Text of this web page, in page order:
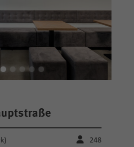
248